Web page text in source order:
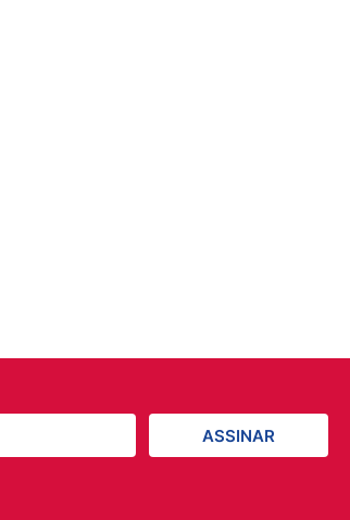
ASSINAR